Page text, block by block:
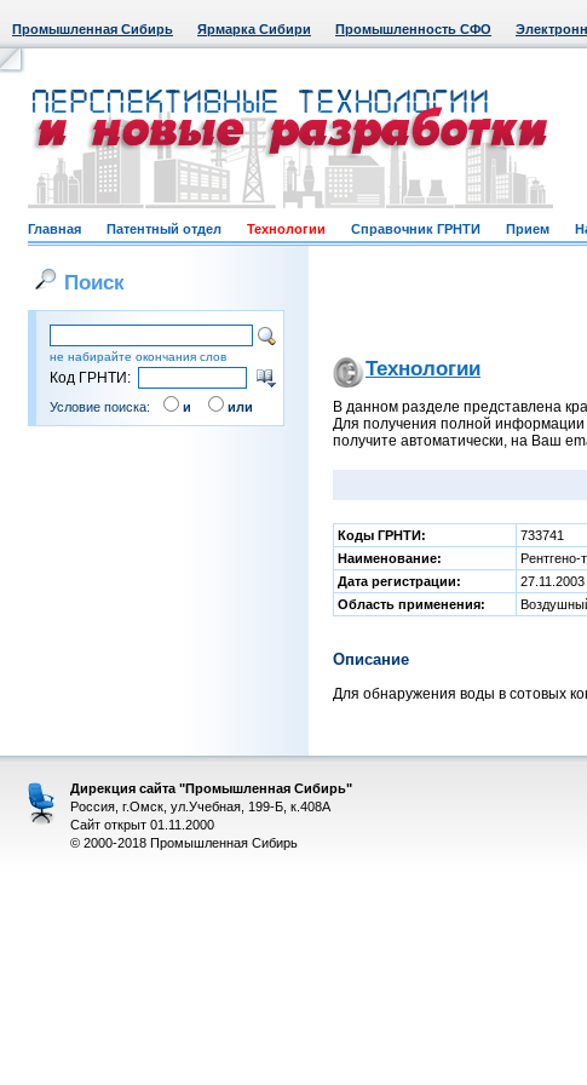
Промышленная Сибирь Ярмарка Сибири Промышленность СФО
Главная Патентный отдел Технологии Справочник ГРНТИ Прием
Поиск
не набирайте окончания слов
Код ГРНТИ:
Условие поиска: и или
Технологии
В данном разделе представлена
Для получения полной информации
получите автоматически, на Ваш
Коды ГРНТИ:
733741
Наименование:
Рентгено-
Дата регистрации:
27.11.2003
Область применения:
Описание
Для обнаружения воды в сотовых
Дирекция сайта "Промышленная Сибирь"
Россия, г.Омск, ул.Учебная, 199-Б, к.408А
Сайт открыт 01.11.2000
© 2000-2018 Промышленная Сибирь